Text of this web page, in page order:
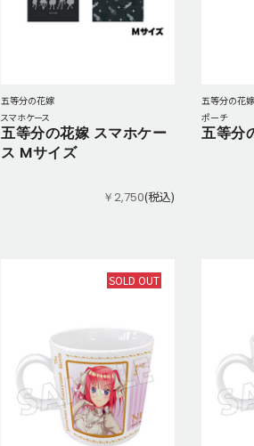
五等分の花嫁
スマホケース
五等分の花嫁 スマホケー
ス Mサイズ
￥2,750(税込)
五等分の花嫁
ポーチ
五等分
SOLD OUT